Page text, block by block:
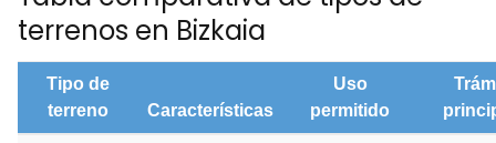
terrenos en Bizkaia
Tipo de
terreno
Características
Uso
permitido